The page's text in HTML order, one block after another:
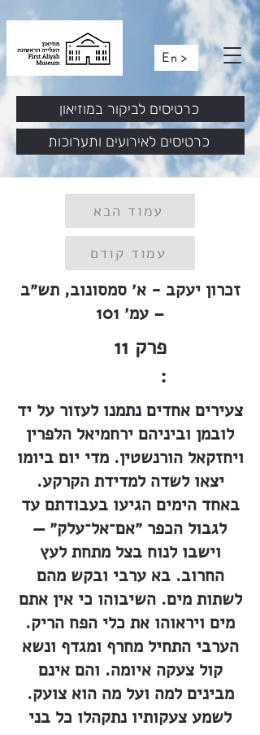
En >
כרטיסים לאירועים ותערוכות
כרטיסים לביקור במוזיאון
עמוד הבא
עמוד קודם
זכרון יעקב - א׳ סמסונוב, תש״ב
– עמ׳ 101
11 פרק
:
צעירים אחדים נתמנו לעזור על יד
לובמן וביניהם ירחמיאל הלפרין
ויחזקאל הורנשטין. מדי יום ביומו
יצאו לשדה למדידת הקרקע.
באחד הימים הגיעו בעבודתם עד
לגבול הכפר ״אם־אל־עלק״ —
וישבו לנוח בצל מתחת לעץ
החרוב. בא ערבי ובקש מהם
לשתות מים. השיבוהו כי אין אתם
מים ויראוהו את כלי הפח הריק.
הערבי התחיל מחרף ומגדף ונשא
קול צעקה איומה. והם אינם
מבינים למה ועל מה הוא צועק.
לשמע צעקותיו נתקהלו כל בני